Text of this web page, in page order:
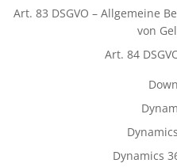
Art. 83 DSGVO – Allgemeine
von
Art. 84
Dynamics